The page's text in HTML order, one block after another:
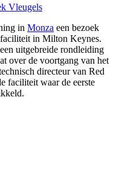
Vleugels
in Monza een bezoek
in Milton Keynes.
uitgebreide rondleiding
over de voortgang van het
directeur van Red
faciliteit waar de eerste